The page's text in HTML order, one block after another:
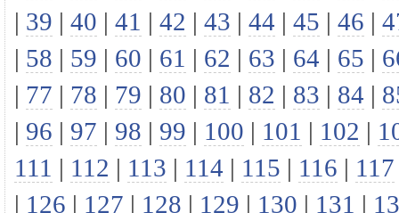
| 39 | 40 | 41 | 42 | 43 | 44 | 45 | 46 |
| 58 | 59 | 60 | 61 | 62 | 63 | 64 | 65 |
| 77 | 78 | 79 | 80 | 81 | 82 | 83 | 84 |
| 96 | 97 | 98 | 99 | 100 | 101 | 102 |
111 | 112 | 113 | 114 | 115 | 116 | 117
| 126 | 127 | 128 | 129 | 130 | 131 |